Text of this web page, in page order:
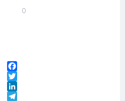
0
Facebook
Twitter
LinkedIn